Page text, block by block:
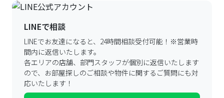
LINEで相談
LINEでお友達になると、24時間相談受付可能！ ※営業時
間内に返信いたします。
各エリアの店舗、部門スタッフが個別に返信いたします
ので、 お部屋探しのご相談や物件に関するご質問にも対
応いたします！